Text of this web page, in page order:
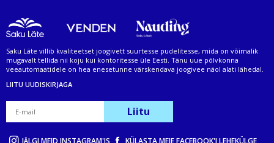
Saku Läte villib kvaliteetset joogivett suurtesse pudelitesse, mida on võimalik
mugavalt tellida nii koju kui kontoritesse üle Eesti. Tänu uue põlvkonna
veeautomaatidele on hea enesetunne värskendava joogivee näol alati lähedal.
LIITU UUDISKIRJAGA
Liitu
JÄLGI MEID INSTAGRAM'IS KÜLASTA MEIE FACEBOOK'I LEHEKÜLGE